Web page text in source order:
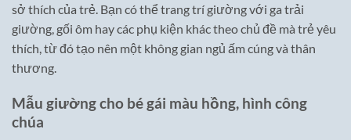
sở thích của trẻ. Bạn có thể trang trí giường với ga trải
giường, gối ôm hay các phụ kiện khác theo chủ đề mà trẻ yêu
thích, từ đó tạo nên một không gian ngủ ấm cúng và thân
thương.
Mẫu giường cho bé gái màu hồng, hình công
chúa